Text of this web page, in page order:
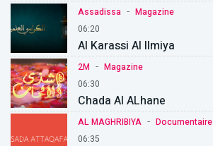
Assadissa - Magazine
06:20
Al Karassi Al Ilmiya
2M - Magazine
06:30
Chada Al ALhane
AL MAGHRIBIYA - Documentaire
06:35